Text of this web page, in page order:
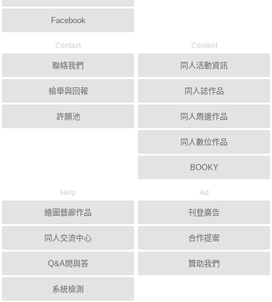
Facebook
Contact
聯絡我們
檢舉與回報
許願池
Content
同人活動資訊
同人誌作品
同人周邊作品
同人數位作品
BOOKY
Help
繪圖藝廊作品
同人交流中心
Q&A問與答
系統檢測
Ad
刊登廣告
合作提案
贊助我們